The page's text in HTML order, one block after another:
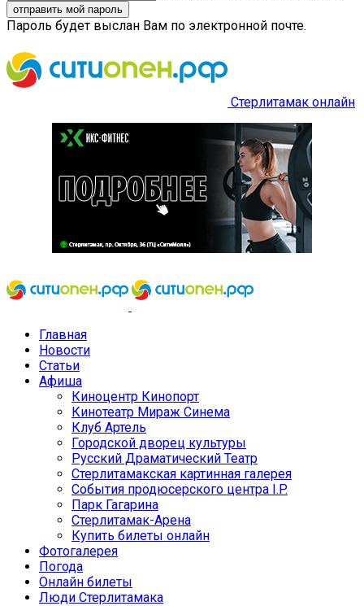
Пароль будет выслан Вам по электронной почте.
Стерлитамак онлайн
Главная
Новости
Статьи
Афиша
Киноцентр Кинопорт
Кинотеатр Мираж Синема
Клуб Артель
Городской дворец культуры
Русский Драматический Театр
Стерлитамакская картинная галерея
События продюсерского центра I.P.
Парк Гагарина
Стерлитамак-Арена
Купить билеты онлайн
Фотогалерея
Погода
Онлайн билеты
Люди Стерлитамака